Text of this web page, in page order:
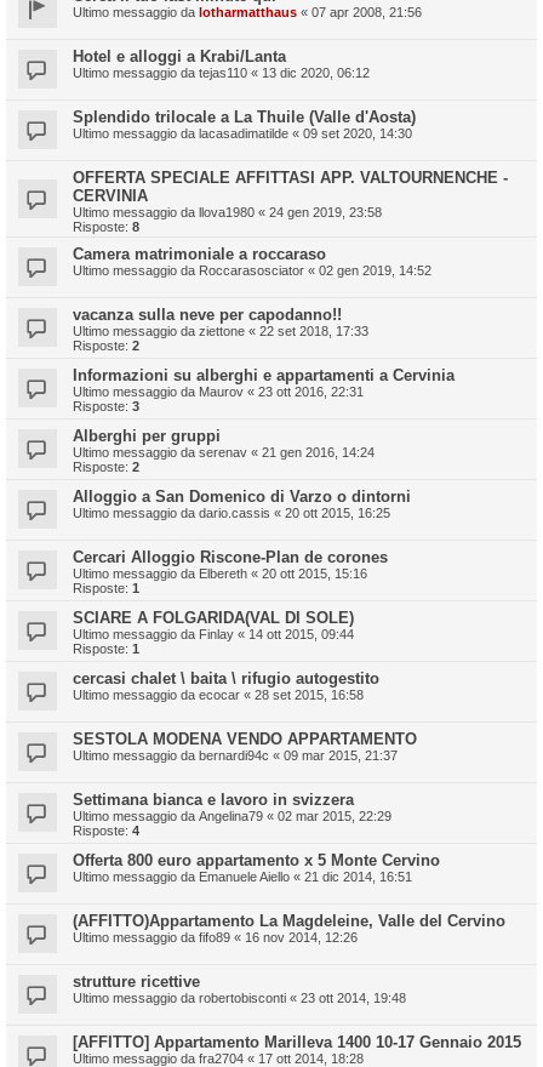
Ultimo messaggio da lotharmatthaus « 07 apr 2008, 21:56
Hotel e alloggi a Krabi/Lanta
Ultimo messaggio da tejas110 « 13 dic 2020, 06:12
Splendido trilocale a La Thuile (Valle d'Aosta)
Ultimo messaggio da lacasadimatilde « 09 set 2020, 14:30
OFFERTA SPECIALE AFFITTASI APP. VALTOURNENCHE -
CERVINIA
Ultimo messaggio da llova1980 « 24 gen 2019, 23:58
Risposte: 8
Camera matrimoniale a roccaraso
Ultimo messaggio da Roccarasosciator « 02 gen 2019, 14:52
vacanza sulla neve per capodanno!!
Ultimo messaggio da ziettone « 22 set 2018, 17:33
Risposte: 2
Informazioni su alberghi e appartamenti a Cervinia
Ultimo messaggio da Maurov « 23 ott 2016, 22:31
Risposte: 3
Alberghi per gruppi
Ultimo messaggio da serenav « 21 gen 2016, 14:24
Risposte: 2
Alloggio a San Domenico di Varzo o dintorni
Ultimo messaggio da dario.cassis « 20 ott 2015, 16:25
Cercari Alloggio Riscone-Plan de corones
Ultimo messaggio da Elbereth « 20 ott 2015, 15:16
Risposte: 1
SCIARE A FOLGARIDA(VAL DI SOLE)
Ultimo messaggio da Finlay « 14 ott 2015, 09:44
Risposte: 1
cercasi chalet \ baita \ rifugio autogestito
Ultimo messaggio da ecocar « 28 set 2015, 16:58
SESTOLA MODENA VENDO APPARTAMENTO
Ultimo messaggio da bernardi94c « 09 mar 2015, 21:37
Settimana bianca e lavoro in svizzera
Ultimo messaggio da Angelina79 « 02 mar 2015, 22:29
Risposte: 4
Offerta 800 euro appartamento x 5 Monte Cervino
Ultimo messaggio da Emanuele Aiello « 21 dic 2014, 16:51
(AFFITTO)Appartamento La Magdeleine, Valle del Cervino
Ultimo messaggio da fifo89 « 16 nov 2014, 12:26
strutture ricettive
Ultimo messaggio da robertobisconti « 23 ott 2014, 19:48
[AFFITTO] Appartamento Marilleva 1400 10-17 Gennaio 2015
Ultimo messaggio da fra2704 « 17 ott 2014, 18:28